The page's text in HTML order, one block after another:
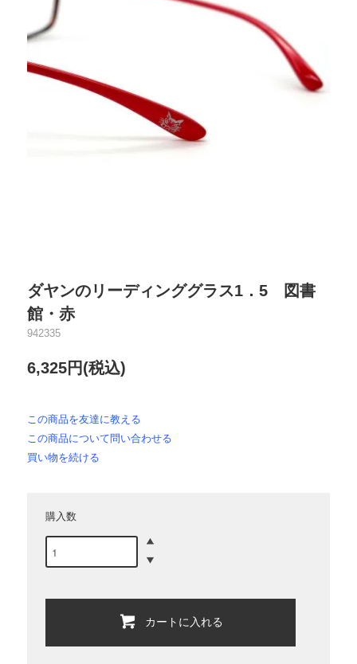
ダヤンのリーディンググラス1．5 図書
館・赤
942335
6,325円(税込)
この商品を友達に教える
この商品について問い合わせる
買い物を続ける
購入数
カートに入れる